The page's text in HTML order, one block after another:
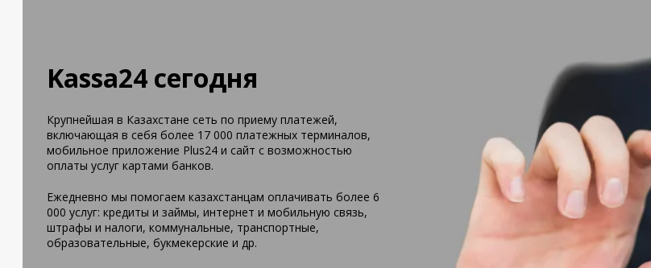
Kassa24 сегодня
Крупнейшая в Казахстане сеть по приему платежей,
включающая в себя более 17 000 платежных терминалов,
мобильное приложение Plus24 и сайт с возможностью
оплаты услуг картами банков.
Ежедневно мы помогаем казахстанцам оплачивать более 6
000 услуг: кредиты и займы, интернет и мобильную связь,
штрафы и налоги, коммунальные, транспортные,
образовательные, букмекерские и др.